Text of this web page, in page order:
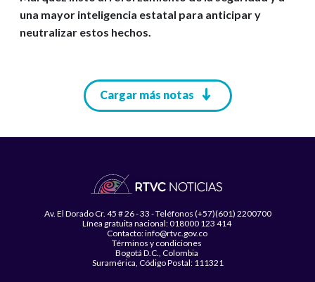
una mayor inteligencia estatal para anticipar y
neutralizar estos hechos.
Cargar más notas
Av. El Dorado Cr. 45 # 26 - 33 - Teléfonos (+57)(601) 2200700
Línea gratuita nacional: 018000 123 414
Contacto: info@rtvc.gov.co
Términos y condiciones
Bogotá D.C., Colombia
Suramérica, Código Postal: 111321